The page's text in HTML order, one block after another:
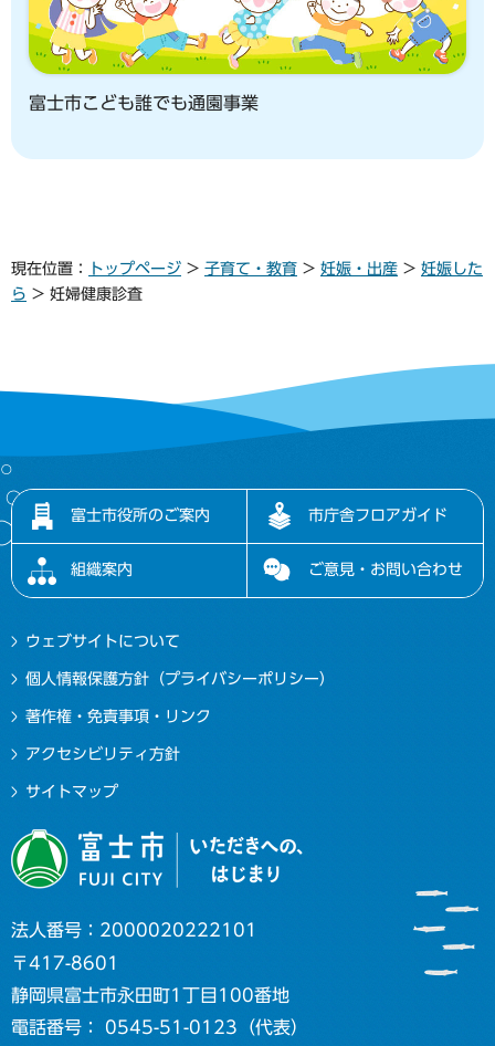
富士市こども誰でも通園事業
現在位置： トップページ > 子育て・教育 > 妊娠・出産 > 妊娠した
ら > 妊婦健康診査
富士市役所のご案内 市庁舎フロアガイド
組織案内 ご意見・お問い合わせ
ウェブサイトについて
個人情報保護方針（プライバシーポリシー）
著作権・免責事項・リンク
アクセシビリティ方針
サイトマップ
法人番号：2000020222101
〒417-8601
静岡県富士市永田町1丁目100番地
電話番号： 0545-51-0123（代表）